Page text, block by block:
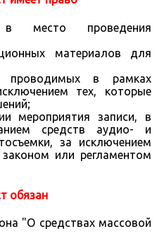
в место проведения
материалов для
проводимых в рамках
тех, которые
мероприятия записи, в
средств аудио- и
за исключением
или регламентом
обязан
"О средствах массовой